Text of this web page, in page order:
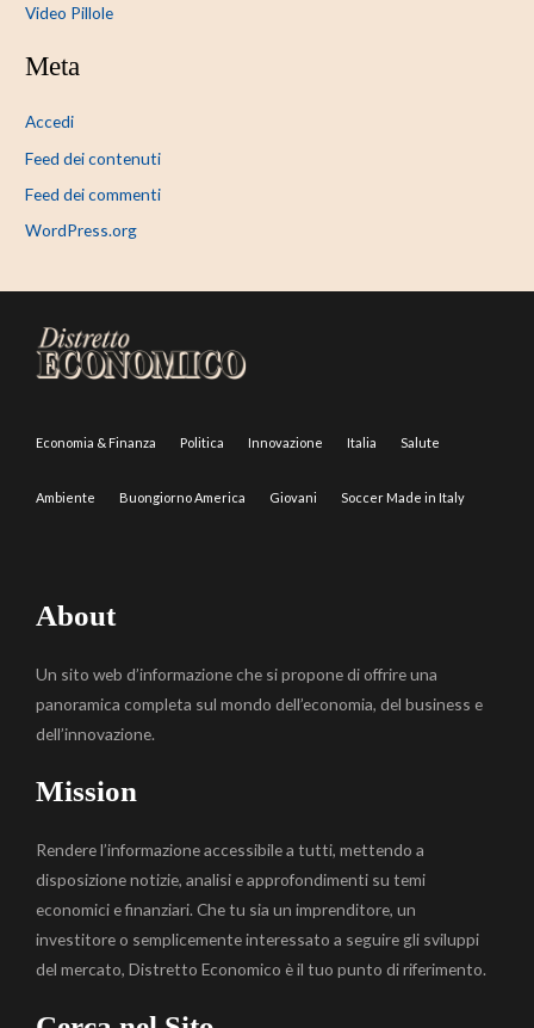
Video Pillole
Meta
Accedi
Feed dei contenuti
Feed dei commenti
WordPress.org
Economia & Finanza Politica Innovazione Italia Salute
Ambiente Buongiorno America Giovani Soccer Made in Italy
About
Un sito web d’informazione che si propone di offrire una
panoramica completa sul mondo dell’economia, del business e
dell’innovazione.
Mission
Rendere l’informazione accessibile a tutti, mettendo a
disposizione notizie, analisi e approfondimenti su temi
economici e finanziari. Che tu sia un imprenditore, un
investitore o semplicemente interessato a seguire gli sviluppi
del mercato, Distretto Economico è il tuo punto di riferimento.